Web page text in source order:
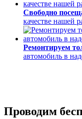
Свободно
качестве нашей
Ремонтируем
автомобиль в
Проводим